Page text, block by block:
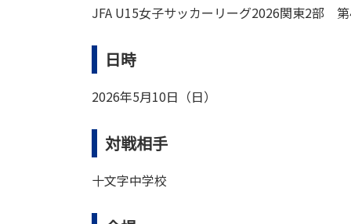
JFA U15女子サッカーリーグ2026関東2部
日時
2026年5月10日（日）
対戦相手
十文字中学校